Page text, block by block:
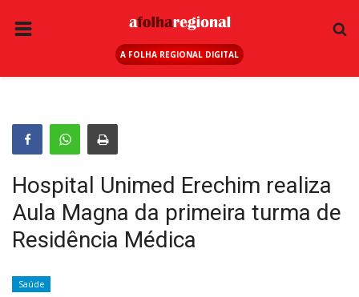
A FOLHA REGIONAL DIGITAL
ANUNCIE AQUI
ESPORTE
REGIÃO
SAÚDE
EDUCAÇÃO
SEGURANÇA
Hospital Unimed Erechim realiza
Aula Magna da primeira turma de
Residência Médica
Saúde